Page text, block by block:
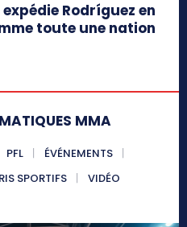
Rodríguez en
toute une nation
MMA
PFL
ÉVÉNEMENTS
SPORTIFS VIDÉO